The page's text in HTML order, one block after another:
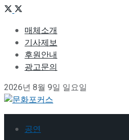
매체소개
기사제보
후원안내
광고문의
2026년 8월 9일 일요일
공연